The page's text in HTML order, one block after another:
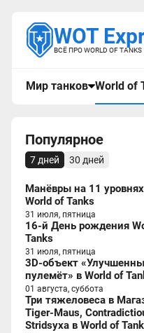
WOT
ВСЁ ПРО WORLD OF TANKS
Мир танков World of
Популярное
7 дней 30 дней
Манёвры на 11
World of Tanks
31 июля, пятница
16-й День рождения
Tanks
31 июля, пятница
3D-объект
пулемёт» в World of
01 августа, суббота
Три тяжеловеса в
Tiger-Maus,
Stridsyxa в World of